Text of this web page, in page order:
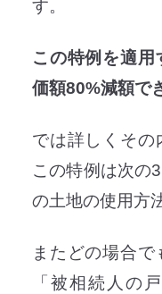
す。
この特例を適
価額80%減額で
では詳しくその
この特例は次の
の土地の使用方
またどの場合
「被相続人の